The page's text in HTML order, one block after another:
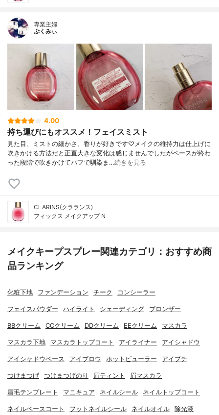
専業主婦
ぷくみぃ
4.00
持ち運びにもオススメ！フェイスミスト
見た目、ミストの細かさ、香りが好きです♡メイクの維持力は仕上げに
吹きかける方法だと正直大きな変化は感じませんでしたがベースが終わ
った段階で吹きかけてパフで馴染ま…続きを見る
CLARINS(クラランス)
フィックス メイクアップ N
メイクキープスプレー関連カテゴリ：おすすめ商
品ランキング
化粧下地 ファンデーション チーク コンシーラー
フェイスパウダー ハイライト シェーディング ブロンザー
BBクリーム CCクリーム DDクリーム EEクリーム マスカラ
マスカラ下地 マスカラトップコート アイライナー アイシャドウ
アイシャドウベース アイブロウ ホットビューラー アイプチ
つけまつげ つけまつげのり 眉ティント 眉マスカラ
眉毛テンプレート マニキュア ネイルシール ネイルトップコート
ネイルベースコート フットネイルシール ネイルオイル 除光液